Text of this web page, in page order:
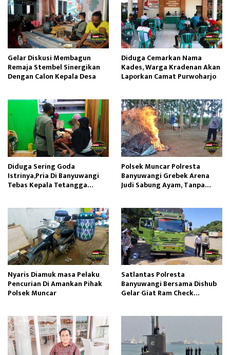
Gelar Diskusi Membagun
Remaja Stembel Sinergikan
Dengan Calon Kepala Desa
Diduga Cemarkan Nama
Kades, Warga Kradenan Akan
Laporkan Camat Purwoharjo
Diduga Sering Goda
Istrinya,Pria Di Banyuwangi
Tebas Kepala Tetangga
Polsek Muncar Polresta
Banyuwangi Grebek Arena
Judi Sabung Ayam, Tanpa
Nyaris Diamuk masa Pelaku
Pencurian Di Amankan Pihak
Polsek Muncar
Satlantas Polresta
Banyuwangi Bersama Dishub
Gelar Giat Ram Check